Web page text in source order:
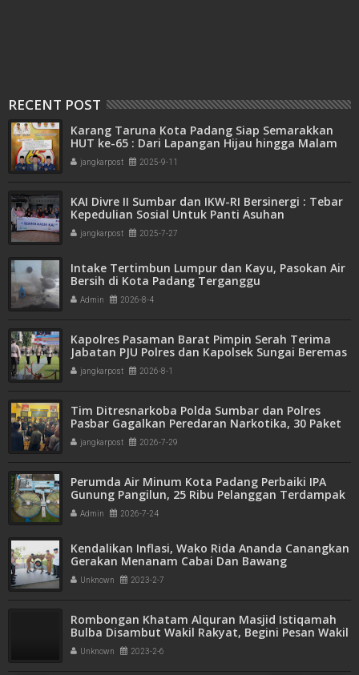
RECENT POST
Karang Taruna Kota Padang Siap Semarakkan
HUT ke-65 : Dari Lapangan Hijau hingga Malam
Kebersamaan
jangkarpost 2025-9-11
KAI Divre II Sumbar dan IKW-RI Bersinergi : Tebar
Kepedulian Sosial Untuk Panti Asuhan
jangkarpost 2025-7-27
Intake Tertimbun Lumpur dan Kayu, Pasokan Air
Bersih di Kota Padang Terganggu
Admin 2026-8-4
Kapolres Pasaman Barat Pimpin Serah Terima
Jabatan PJU Polres dan Kapolsek Sungai Beremas
jangkarpost 2026-8-1
Tim Ditresnarkoba Polda Sumbar dan Polres
Pasbar Gagalkan Peredaran Narkotika, 30 Paket
Ganja Kering Siap Edar Disita
jangkarpost 2026-7-29
Perumda Air Minum Kota Padang Perbaiki IPA
Gunung Pangilun, 25 Ribu Pelanggan Terdampak
Penyesuaian
Admin 2026-7-24
Kendalikan Inflasi, Wako Rida Ananda Canangkan
Gerakan Menanam Cabai Dan Bawang
Unknown 2023-2-7
Rombongan Khatam Alquran Masjid Istiqamah
Bulba Disambut Wakil Rakyat, Begini Pesan Wakil
Ketua DPRD Wulan Denura
Unknown 2023-2-6